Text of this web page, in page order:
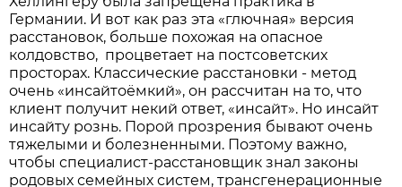
Германии. И вот как раз эта «глючная» версия
расстановок, больше похожая на опасное
колдовство, процветает на постсоветских
просторах. Классические расстановки - метод
очень «инсайтоёмкий», он рассчитан на то, что
клиент получит некий ответ, «инсайт». Но инсайт
инсайту рознь. Порой прозрения бывают очень
тяжелыми и болезненными. Поэтому важно,
чтобы специалист-расстановщик знал законы
родовых семейных систем, трансгенерационные